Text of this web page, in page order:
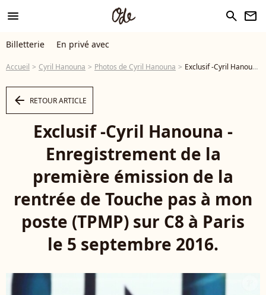
menu search newsletter
Billetterie En privé avec
Accueil Cyril Hanouna Photos de Cyril Hanouna Exclusif -Cyril Hanouna - Enregistrement de la première émission de la rentrée de Touche pas à mon poste (TPMP) sur C8 à Paris le 5 septembre 2016. © Dominique Jacovides - Photo
arrow_left RETOUR ARTICLE
Exclusif -Cyril Hanouna -
Enregistrement de la
première émission de la
rentrée de Touche pas à mon
poste (TPMP) sur C8 à Paris
le 5 septembre 2016.